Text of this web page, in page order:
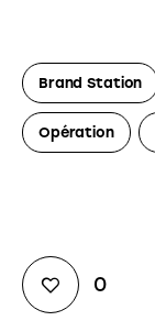
Brand Station
Opération
0